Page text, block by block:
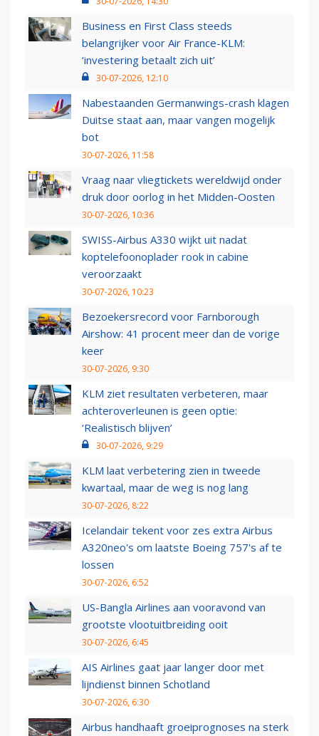
Business en First Class steeds
belangrijker voor Air France-KLM:
‘investering betaalt zich uit’
30-07-2026, 12:10
Nabestaanden Germanwings-crash klagen
Duitse staat aan, maar vangen mogelijk
bot
30-07-2026, 11:58
Vraag naar vliegtickets wereldwijd onder
druk door oorlog in het Midden-Oosten
30-07-2026, 10:36
SWISS-Airbus A330 wijkt uit nadat
koptelefoonoplader rook in cabine
veroorzaakt
30-07-2026, 10:23
Bezoekersrecord voor Farnborough
Airshow: 41 procent meer dan de vorige
keer
30-07-2026, 9:30
KLM ziet resultaten verbeteren, maar
achteroverleunen is geen optie:
‘Realistisch blijven’
30-07-2026, 9:29
KLM laat verbetering zien in tweede
kwartaal, maar de weg is nog lang
30-07-2026, 8:22
Icelandair tekent voor zes extra Airbus
A320neo's om laatste Boeing 757's af te
lossen
30-07-2026, 6:52
US-Bangla Airlines aan vooravond van
grootste vlootuitbreiding ooit
30-07-2026, 6:45
AIS Airlines gaat jaar langer door met
lijndienst binnen Schotland
30-07-2026, 6:30
Airbus handhaaft groeiprognoses na sterk